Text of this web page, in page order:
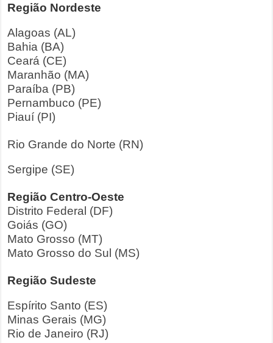
Região Nordeste
Alagoas (AL)
Bahia (BA)
Ceará (CE)
Maranhão (MA)
Paraíba (PB)
Pernambuco (PE)
Piauí (PI)
Rio Grande do Norte (RN)
Sergipe (SE)
Região Centro-Oeste
Distrito Federal (DF)
Goiás (GO)
Mato Grosso (MT)
Mato Grosso do Sul (MS)
Região Sudeste
Espírito Santo (ES)
Minas Gerais (MG)
Rio de Janeiro (RJ)